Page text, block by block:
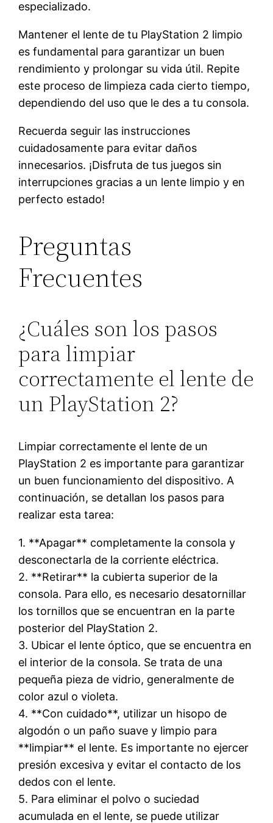
especializado.
Mantener el lente de tu PlayStation 2 limpio
es fundamental para garantizar un buen
rendimiento y prolongar su vida útil. Repite
este proceso de limpieza cada cierto tiempo,
dependiendo del uso que le des a tu consola.
Recuerda seguir las instrucciones
cuidadosamente para evitar daños
innecesarios. ¡Disfruta de tus juegos sin
interrupciones gracias a un lente limpio y en
perfecto estado!
Preguntas
Frecuentes
¿Cuáles son los pasos
para limpiar
correctamente el lente de
un PlayStation 2?
Limpiar correctamente el lente de un
PlayStation 2 es importante para garantizar
un buen funcionamiento del dispositivo. A
continuación, se detallan los pasos para
realizar esta tarea:
1. **Apagar** completamente la consola y
desconectarla de la corriente eléctrica.
2. **Retirar** la cubierta superior de la
consola. Para ello, es necesario desatornillar
los tornillos que se encuentran en la parte
posterior del PlayStation 2.
3. Ubicar el lente óptico, que se encuentra en
el interior de la consola. Se trata de una
pequeña pieza de vidrio, generalmente de
color azul o violeta.
4. **Con cuidado**, utilizar un hisopo de
algodón o un paño suave y limpio para
**limpiar** el lente. Es importante no ejercer
presión excesiva y evitar el contacto de los
dedos con el lente.
5. Para eliminar el polvo o suciedad
acumulada en el lente, se puede utilizar